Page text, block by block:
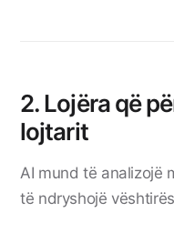
2. Lojëra që
lojtarit
AI mund të analizojë
të ndryshojë